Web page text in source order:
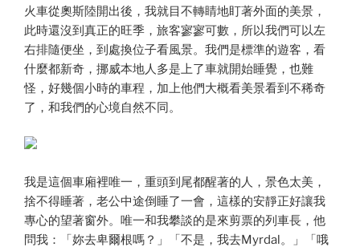
火車從奧斯陸開出後，我就目不轉睛地盯著外面的美景，
此時還沒到真正的旺季，旅客寥寥可數，所以我們可以左
右排隨便坐，到處換位子看風景。我們是標準的遊客，看
什麼都新奇，挪威本地人多是上了車就開始睡覺，也難
怪，好幾個小時的車程，加上他們大概看美景看到不稀奇
了，和我們的心境自然不同。
我是這個車廂裡唯一，重頭到尾都醒著的人，景色太美，
捨不得睡著，老公中途倒睡了一會，這樣的安靜正好讓我
專心的望著窗外。唯一和我攀談的是來剪票的列車長，他
問我：「妳去卑爾根嗎？」「不是，我去Myrdal。」「哦